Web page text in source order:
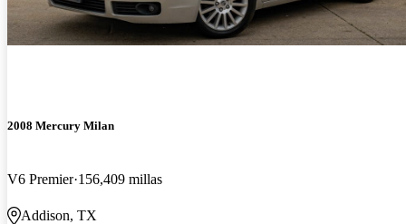
2008 Mercury Milan
V6 Premier 156,409 millas
Addison, TX